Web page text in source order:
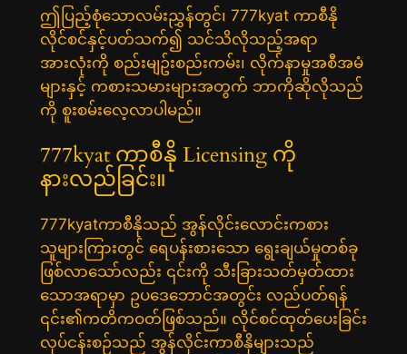
ဤပြည့်စုံသောလမ်းညွှန်တွင်၊ 777kyat ကာစီနို
လိုင်စင်နှင့်ပတ်သက်၍ သင်သိလိုသည့်အရာ
အားလုံးကို စည်းမျဥ်းစည်းကမ်း၊ လိုက်နာမှုအစီအမံ
များနှင့် ကစားသမားများအတွက် ဘာကိုဆိုလိုသည်
ကို စူးစမ်းလေ့လာပါမည်။
777kyat ကာစီနို Licensing ကို
နားလည်ခြင်း။
777kyatကာစီနိုသည် အွန်လိုင်းလောင်းကစား
သူများကြားတွင် ရေပန်းစားသော ရွေးချယ်မှုတစ်ခု
ဖြစ်လာသော်လည်း ၎င်းကို သီးခြားသတ်မှတ်ထား
သောအရာမှာ ဥပဒေဘောင်အတွင်း လည်ပတ်ရန်
၎င်း၏ကတိကဝတ်ဖြစ်သည်။ လိုင်စင်ထုတ်ပေးခြင်း
လုပ်ငန်းစဉ်သည် အွန်လိုင်းကာစီနိုများသည်